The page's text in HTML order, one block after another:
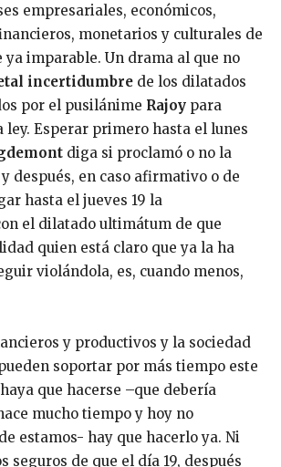
empresariales, económicos,
monetarios y culturales de
ya imparable. Un drama al que no
incertidumbre de los dilatados
por el pusilánime Rajoy para
Esperar primero hasta el lunes
diga si proclamó o no la
después, en caso afirmativo o de
hasta el jueves 19 la
el dilatado ultimátum de que
quien está claro que ya la ha
violándola, es, cuando menos,
y productivos y la sociedad
soportar por más tiempo este
que hacerse –que debería
mucho tiempo y hoy no
estamos- hay que hacerlo ya. Ni
seguros de que el día 19, después